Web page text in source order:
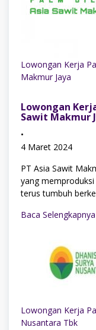
Lowongan Kerja
Makmur Jaya
Lowongan
Sawit Makmur
•
4 Maret 2024
PT Asia Sawit
yang
terus tumbuh
Baca
Lowongan Kerja
Nusantara Tbk